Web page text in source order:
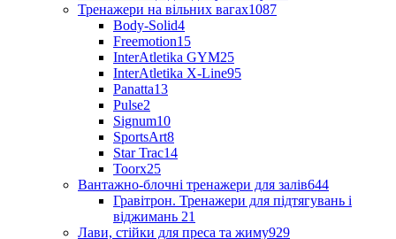
Тренажери на вільних вагах1087
Body-Solid4
Freemotion15
InterAtletika GYM25
InterAtletika X-Line95
Panatta13
Pulse2
Signum10
SportsArt8
Star Trac14
Toorx25
Вантажно-блочні тренажери для залів644
Гравітрон. Тренажери для підтягувань і
віджимань 21
Лави, стійки для преса та жиму929